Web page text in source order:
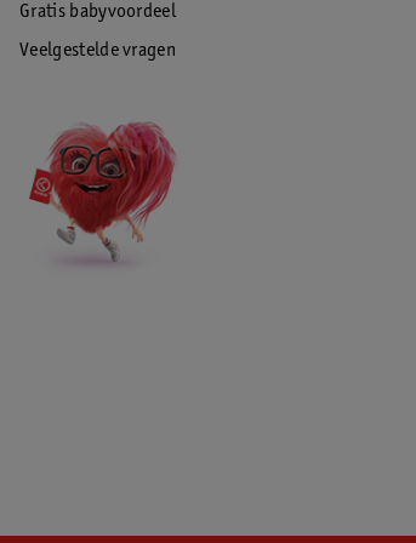
Gratis babyvoordeel
Veelgestelde vragen